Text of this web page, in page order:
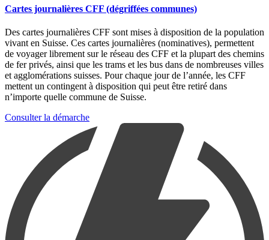
Cartes journalières CFF (dégriffées communes)
Des cartes journalières CFF sont mises à disposition de la population
vivant en Suisse. Ces cartes journalières (nominatives), permettent
de voyager librement sur le réseau des CFF et la plupart des chemins
de fer privés, ainsi que les trams et les bus dans de nombreuses villes
et agglomérations suisses. Pour chaque jour de l’année, les CFF
mettent un contingent à disposition qui peut être retiré dans
n’importe quelle commune de Suisse.
Consulter la démarche